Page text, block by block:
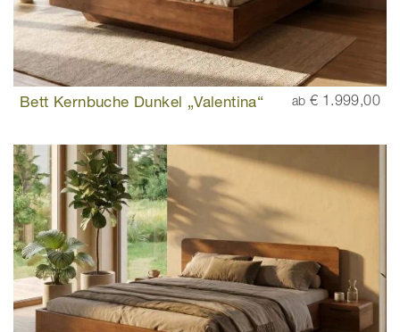
Bett Kernbuche Dunkel „Valentina“ ab € 1.999,00